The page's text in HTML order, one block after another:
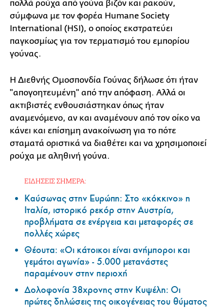
πολλά ρούχα από γούνα βιζόν και ρακούν,
σύμφωνα με τον φορέα Humane Society
International (HSI), ο οποίος εκστρατεύει
παγκοσμίως για τον τερματισμό του εμπορίου
γούνας.
Η Διεθνής Ομοσπονδία Γούνας δήλωσε ότι ήταν
"απογοητευμένη" από την απόφαση. Αλλά οι
ακτιβιστές ενθουσιάστηκαν όπως ήταν
αναμενόμενο, αν και αναμένουν από τον οίκο να
κάνει και επίσημη ανακοίνωση για το πότε
σταματά οριστικά να διαθέτει και να χρησιμοποιεί
ρούχα με αληθινή γούνα.
ΕΙΔΗΣΕΙΣ ΣΗΜΕΡΑ:
Καύσωνας στην Ευρώπη: Στο «κόκκινο» η
Ιταλία, ιστορικό ρεκόρ στην Αυστρία,
προβλήματα σε ενέργεια και μεταφορές σε
πολλές χώρες
Θέουτα: «Οι κάτοικοι είναι ανήμποροι και
γεμάτοι αγωνία» - 5.000 μετανάστες
παραμένουν στην περιοχή
Δολοφονία 38χρονης στην Κυψέλη: Οι
πρώτες δηλώσεις της οικογένειας του θύματος